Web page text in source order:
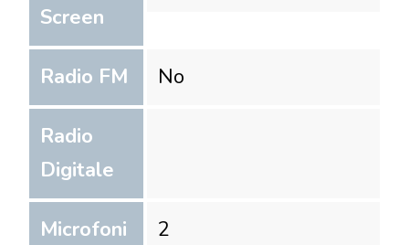
Screen
Radio FM No
Radio
Digitale
Microfoni 2